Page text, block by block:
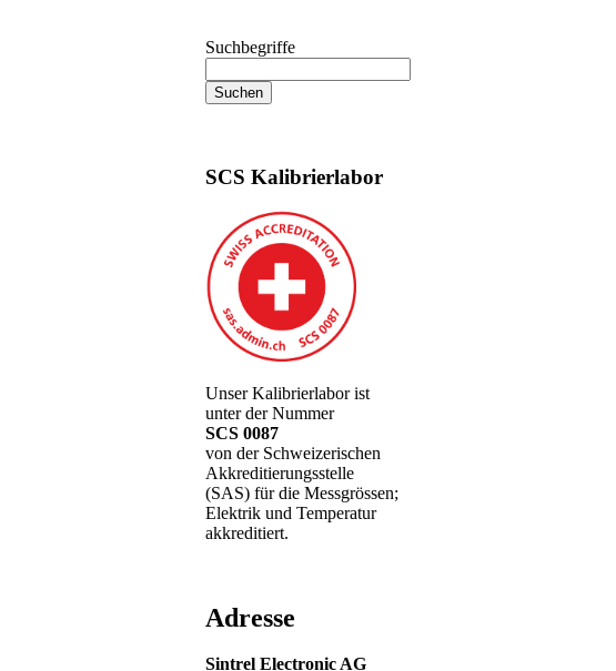
Suchbegriffe
SCS Kalibrierlabor
Unser Kalibrierlabor ist
unter der Nummer
SCS 0087
von der Schweizerischen
Akkreditierungsstelle
(SAS) für die Messgrössen;
Elektrik und Temperatur
akkreditiert.
Adresse
Sintrel Electronic AG